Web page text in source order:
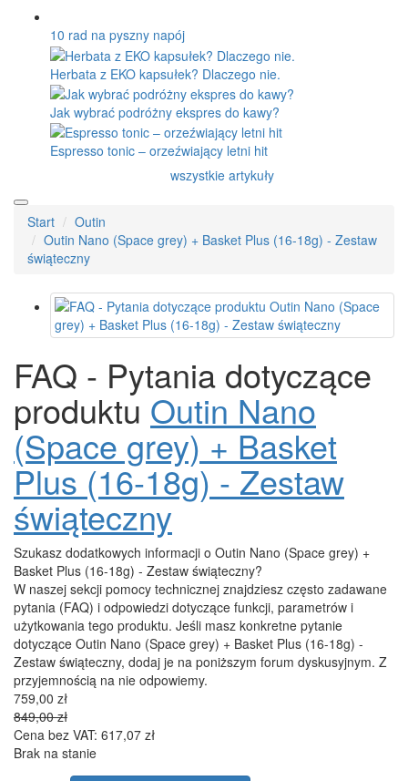
10 rad na pyszny napój
Herbata z EKO kapsułek? Dlaczego nie.
Jak wybrać podróżny ekspres do kawy?
Espresso tonic – orzeźwiający letni hit
wszystkie artykuły
Start
Outin
Outin Nano (Space grey) + Basket Plus (16-18g) - Zestaw
świąteczny
FAQ - Pytania dotyczące
produktu Outin Nano
(Space grey) + Basket
Plus (16-18g) - Zestaw
świąteczny
Szukasz dodatkowych informacji o Outin Nano (Space grey) +
Basket Plus (16-18g) - Zestaw świąteczny?
W naszej sekcji pomocy technicznej znajdziesz często zadawane
pytania (FAQ) i odpowiedzi dotyczące funkcji, parametrów i
użytkowania tego produktu. Jeśli masz konkretne pytanie
dotyczące Outin Nano (Space grey) + Basket Plus (16-18g) -
Zestaw świąteczny, dodaj je na poniższym forum dyskusyjnym. Z
przyjemnością na nie odpowiemy.
759,00 zł
849,00 zł
Cena bez VAT: 617,07 zł
Brak na stanie